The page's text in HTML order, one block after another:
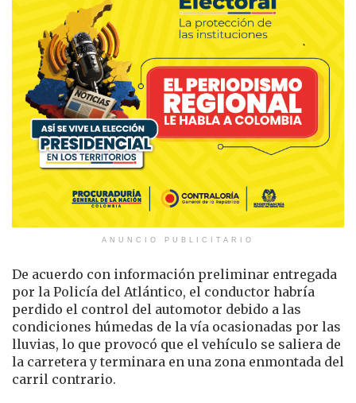
ANUNCIO PUBLICITARIO
De acuerdo con información preliminar entregada
por la Policía del Atlántico, el conductor habría
perdido el control del automotor debido a las
condiciones húmedas de la vía ocasionadas por las
lluvias, lo que provocó que el vehículo se saliera de
la carretera y terminara en una zona enmontada del
carril contrario.